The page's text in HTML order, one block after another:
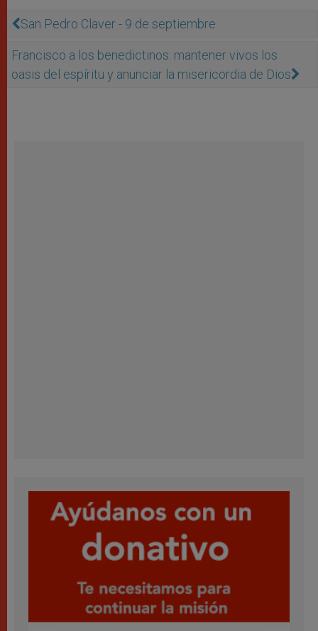
San Pedro Claver - 9 de septiembre
Francisco a los benedictinos: mantener vivos los
oasis del espíritu y anunciar la misericordia de Dios